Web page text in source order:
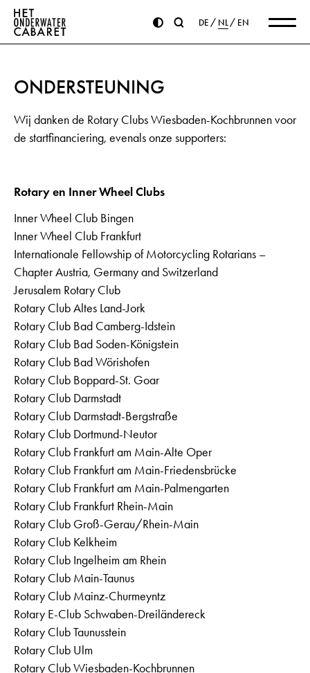
DE NL EN
ONDERSTEUNING
Wij danken de Rotary Clubs Wiesbaden-Kochbrunnen voor
de startfinanciering, evenals onze supporters:
Rotary en Inner Wheel Clubs
Inner Wheel Club Bingen
Inner Wheel Club Frankfurt
Internationale Fellowship of Motorcycling Rotarians –
Chapter Austria, Germany and Switzerland
Jerusalem Rotary Club
Rotary Club Altes Land-Jork
Rotary Club Bad Camberg-Idstein
Rotary Club Bad Soden-Königstein
Rotary Club Bad Wörishofen
Rotary Club Boppard-St. Goar
Rotary Club Darmstadt
Rotary Club Darmstadt-Bergstraße
Rotary Club Dortmund-Neutor
Rotary Club Frankfurt am Main-Alte Oper
Rotary Club Frankfurt am Main-Friedensbrücke
Rotary Club Frankfurt am Main-Palmengarten
Rotary Club Frankfurt Rhein-Main
Rotary Club Groß-Gerau/Rhein-Main
Rotary Club Kelkheim
Rotary Club Ingelheim am Rhein
Rotary Club Main-Taunus
Rotary Club Mainz-Churmeyntz
Rotary E-Club Schwaben-Dreiländereck
Rotary Club Taunusstein
Rotary Club Ulm
Rotary Club Wiesbaden-Kochbrunnen